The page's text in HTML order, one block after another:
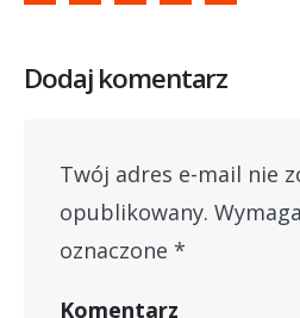
Dodaj komentarz
Twój adres e-mail nie
opublikowany.
oznaczone *
Komentarz